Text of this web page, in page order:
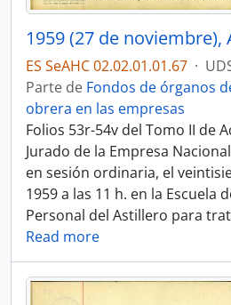
ES SeAHC 02.02.01.01.67 ·
Parte de Fondos de órganos
obrera en las empresas
Folios 53r-54v del Tomo II de
Jurado de la Empresa
en sesión ordinaria, el
1959 a las 11 h. en la Escuela
Personal del Astillero para
Read more